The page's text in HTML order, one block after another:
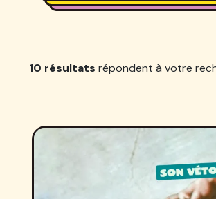
10 résultats répondent à votre